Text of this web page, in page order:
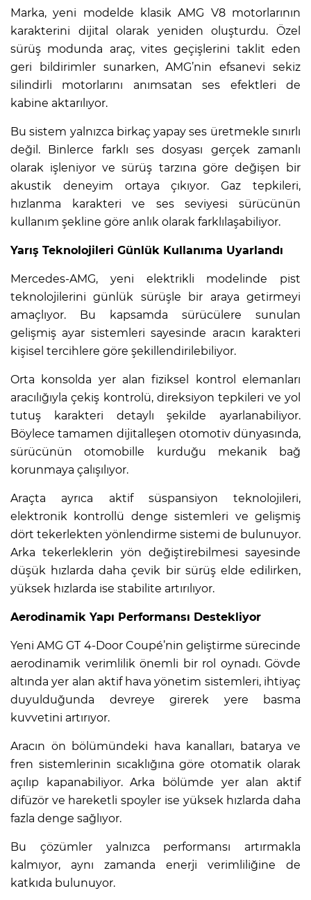
Marka, yeni modelde klasik AMG V8 motorlarının
karakterini dijital olarak yeniden oluşturdu. Özel
sürüş modunda araç, vites geçişlerini taklit eden
geri bildirimler sunarken, AMG’nin efsanevi sekiz
silindirli motorlarını anımsatan ses efektleri de
kabine aktarılıyor.
Bu sistem yalnızca birkaç yapay ses üretmekle sınırlı
değil. Binlerce farklı ses dosyası gerçek zamanlı
olarak işleniyor ve sürüş tarzına göre değişen bir
akustik deneyim ortaya çıkıyor. Gaz tepkileri,
hızlanma karakteri ve ses seviyesi sürücünün
kullanım şekline göre anlık olarak farklılaşabiliyor.
Yarış Teknolojileri Günlük Kullanıma Uyarlandı
Mercedes-AMG, yeni elektrikli modelinde pist
teknolojilerini günlük sürüşle bir araya getirmeyi
amaçlıyor. Bu kapsamda sürücülere sunulan
gelişmiş ayar sistemleri sayesinde aracın karakteri
kişisel tercihlere göre şekillendirilebiliyor.
Orta konsolda yer alan fiziksel kontrol elemanları
aracılığıyla çekiş kontrolü, direksiyon tepkileri ve yol
tutuş karakteri detaylı şekilde ayarlanabiliyor.
Böylece tamamen dijitalleşen otomotiv dünyasında,
sürücünün otomobille kurduğu mekanik bağ
korunmaya çalışılıyor.
Araçta ayrıca aktif süspansiyon teknolojileri,
elektronik kontrollü denge sistemleri ve gelişmiş
dört tekerlekten yönlendirme sistemi de bulunuyor.
Arka tekerleklerin yön değiştirebilmesi sayesinde
düşük hızlarda daha çevik bir sürüş elde edilirken,
yüksek hızlarda ise stabilite artırılıyor.
Aerodinamik Yapı Performansı Destekliyor
Yeni AMG GT 4-Door Coupé’nin geliştirme sürecinde
aerodinamik verimlilik önemli bir rol oynadı. Gövde
altında yer alan aktif hava yönetim sistemleri, ihtiyaç
duyulduğunda devreye girerek yere basma
kuvvetini artırıyor.
Aracın ön bölümündeki hava kanalları, batarya ve
fren sistemlerinin sıcaklığına göre otomatik olarak
açılıp kapanabiliyor. Arka bölümde yer alan aktif
difüzör ve hareketli spoyler ise yüksek hızlarda daha
fazla denge sağlıyor.
Bu çözümler yalnızca performansı artırmakla
kalmıyor, aynı zamanda enerji verimliliğine de
katkıda bulunuyor.